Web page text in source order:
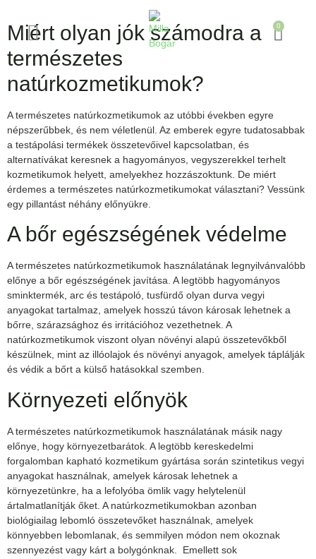
0
Miért olyan jók számodra a
természetes
natúrkozmetikumok?
A természetes natúrkozmetikumok az utóbbi években egyre
népszerűbbek, és nem véletlenül. Az emberek egyre tudatosabbak
a testápolási termékek összetevőivel kapcsolatban, és
alternatívákat keresnek a hagyományos, vegyszerekkel terhelt
kozmetikumok helyett, amelyekhez hozzászoktunk. De miért
érdemes a természetes natúrkozmetikumokat választani? Vessünk
egy pillantást néhány előnyükre.
A bőr egészségének védelme
A természetes natúrkozmetikumok használatának legnyilvánvalóbb
előnye a bőr egészségének javítása. A legtöbb hagyományos
sminktermék, arc és testápoló, tusfürdő olyan durva vegyi
anyagokat tartalmaz, amelyek hosszú távon károsak lehetnek a
bőrre, szárazsághoz és irritációhoz vezethetnek. A
natúrkozmetikumok viszont olyan növényi alapú összetevőkből
készülnek, mint az illóolajok és növényi anyagok, amelyek táplálják
és védik a bőrt a külső hatásokkal szemben.
Környezeti előnyök
A természetes natúrkozmetikumok használatának másik nagy
előnye, hogy környezetbarátok. A legtöbb kereskedelmi
forgalomban kapható kozmetikum gyártása során szintetikus vegyi
anyagokat használnak, amelyek károsak lehetnek a
környezetünkre, ha a lefolyóba ömlik vagy helytelenül
ártalmatlanítják őket. A natúrkozmetikumokban azonban
biológiailag lebomló összetevőket használnak, amelyek
könnyebben lebomlanak, és semmilyen módon nem okoznak
szennyezést vagy kárt a bolygónknak. Emellett sok